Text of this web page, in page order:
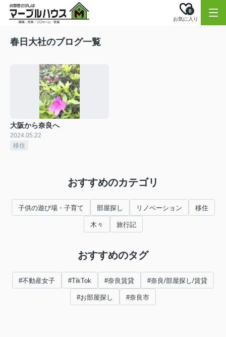
お気に入り
0
春日大社のブログ一覧
大阪から奈良へ
2024.05.22
移住
おすすめのカテゴリ
子供の遊び場・子育て 部屋探し リノベーション 移住
木々 旅行記
おすすめのタグ
#不動産女子 #TikTok #奈良賃貸 #奈良/部屋探し/賃貸
#お部屋探し #奈良市